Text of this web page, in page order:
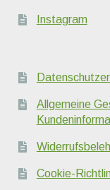
Instagram
Allgemeine
Cookie-